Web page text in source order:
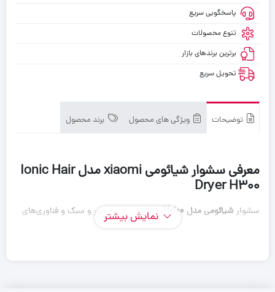
پاسخگویی سریع
تنوع محصولات
برترین برندهای بازار
تحویل سریع
توضیحات ویژگی های محصول برند محصول
معرفی سشوار شیائومی xiaomi مدل Ionic Hair
Dryer H300
سشوارشیائومی مدل
، با طراحی جمع‌وجور و سبک و فناوری‌های
نمایش بیشتر